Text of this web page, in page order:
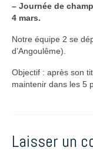
– Journée de
4 mars.
Notre équipe 2 se
d’Angoulême).
Objectif : après son
maintenir dans les 5
Laisser un